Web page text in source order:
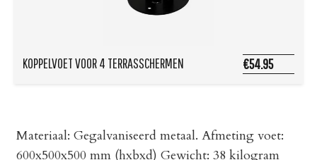
KOPPELVOET VOOR 4 TERRASSCHERMEN €54.95
Materiaal: Gegalvaniseerd metaal. Afmeting voet:
600x500x500 mm (hxbxd) Gewicht: 38 kilogram